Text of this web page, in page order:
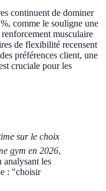
continuent de dominer
comme le souligne une
musculaire
de flexibilité recensent
préférences client, une
cruciale pour les
sur le choix
gym en 2026,
analysant les
: "choisir